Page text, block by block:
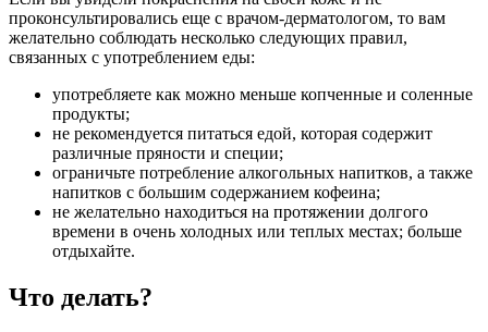
проконсультировались еще с врачом-дерматологом, то вам
желательно соблюдать несколько следующих правил,
связанных с употреблением еды:
употребляете как можно меньше копченные и соленные
продукты;
не рекомендуется питаться едой, которая содержит
различные пряности и специи;
ограничьте потребление алкогольных напитков, а также
напитков с большим содержанием кофеина;
не желательно находиться на протяжении долгого
времени в очень холодных или теплых местах; больше
отдыхайте.
Что делать?